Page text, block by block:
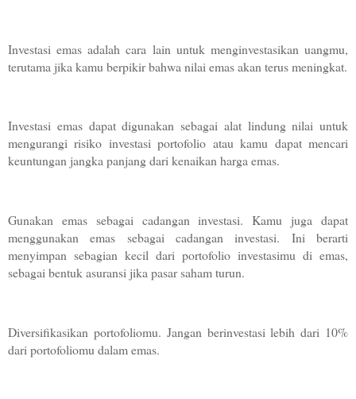
Investasi emas adalah cara lain untuk menginvestasikan uangmu,
terutama jika kamu berpikir bahwa nilai emas akan terus meningkat.
Investasi emas dapat digunakan sebagai alat lindung nilai untuk
mengurangi risiko investasi portofolio atau kamu dapat mencari
keuntungan jangka panjang dari kenaikan harga emas.
Gunakan emas sebagai cadangan investasi. Kamu juga dapat
menggunakan emas sebagai cadangan investasi. Ini berarti
menyimpan sebagian kecil dari portofolio investasimu di emas,
sebagai bentuk asuransi jika pasar saham turun.
Diversifikasikan portofoliomu. Jangan berinvestasi lebih dari 10%
dari portofoliomu dalam emas.